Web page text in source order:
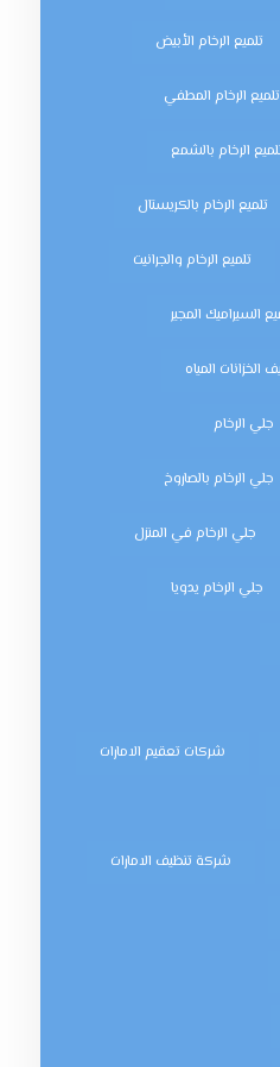
تلميع الرخام الأبيض
تلميع الرخام المطفي
الرخام بالشمع
تلميع الرخام بالكريستال
تلميع الرخام والجرانيت
السيراميك المجير
الخزانات المياه
جلي الرخام
جلي الرخام بالصاروخ
جلي الرخام في المنزل
جلي الرخام يدويا
شركات تعقيم الامارات
شركة تنظيف الامارات